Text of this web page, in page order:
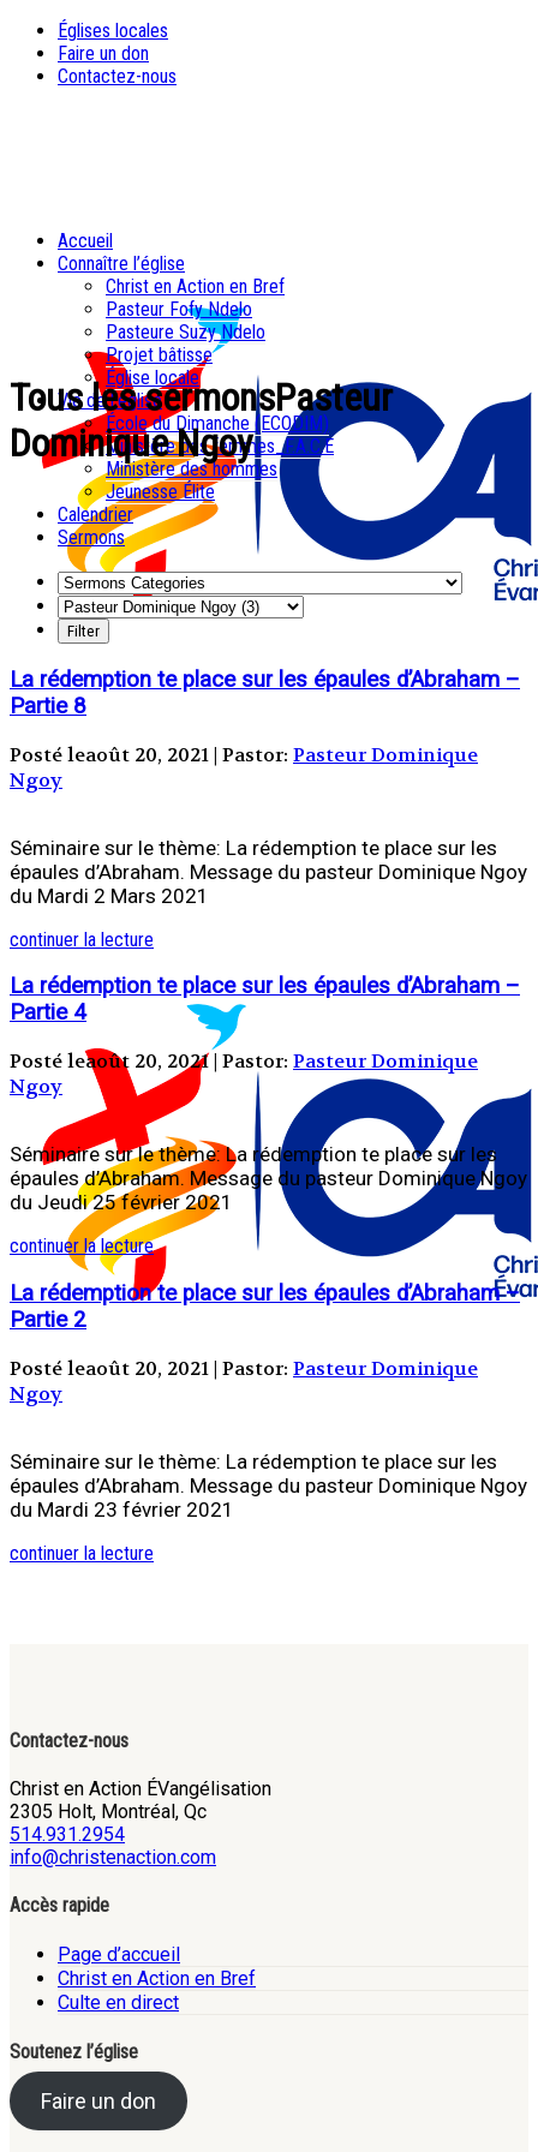
Églises locales
Faire un don
Contactez-nous
Accueil
Connaître l’église
Christ en Action en Bref
Pasteur Fofy Ndelo
Pasteure Suzy Ndelo
Projet bâtisse
Église locale
Vie de l’église
École du Dimanche (ECODIM)
Ministère des femmes_F.A.C.E
Ministère des hommes
Jeunesse Élite
Calendrier
Sermons
Tous les sermonsPasteur
Dominique Ngoy
La rédemption te place sur les épaules d’Abraham –
Partie 8
Posté leaoût 20, 2021 | Pastor: Pasteur Dominique
Ngoy
Séminaire sur le thème: La rédemption te place sur les
épaules d’Abraham. Message du pasteur Dominique Ngoy
du Mardi 2 Mars 2021
continuer la lecture
La rédemption te place sur les épaules d’Abraham –
Partie 4
Posté leaoût 20, 2021 | Pastor: Pasteur Dominique
Ngoy
Séminaire sur le thème: La rédemption te place sur les
épaules d’Abraham. Message du pasteur Dominique Ngoy
du Jeudi 25 février 2021
continuer la lecture
La rédemption te place sur les épaules d’Abraham –
Partie 2
Posté leaoût 20, 2021 | Pastor: Pasteur Dominique
Ngoy
Séminaire sur le thème: La rédemption te place sur les
épaules d’Abraham. Message du pasteur Dominique Ngoy
du Mardi 23 février 2021
continuer la lecture
Contactez-nous
Christ en Action ÉVangélisation
2305 Holt, Montréal, Qc
514.931.2954
info@christenaction.com
Accès rapide
Page d’accueil
Christ en Action en Bref
Culte en direct
Soutenez l’église
Faire un don